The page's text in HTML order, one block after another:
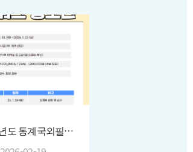
2025학년도 동계국외필드워크 결과보고